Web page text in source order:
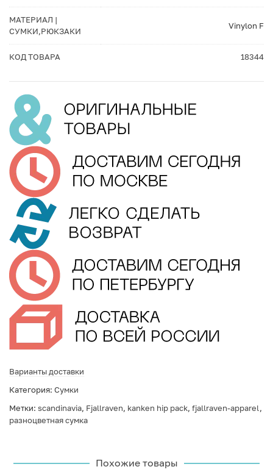
МАТЕРИАЛ |
СУМКИ,РЮКЗАКИ
Vinylon F
КОД ТОВАРА 18344
Варианты доставки
Категория: Сумки
Метки: scandinavia, Fjallraven, kanken hip pack, fjallraven-apparel,
разноцветная сумка
Похожие товары